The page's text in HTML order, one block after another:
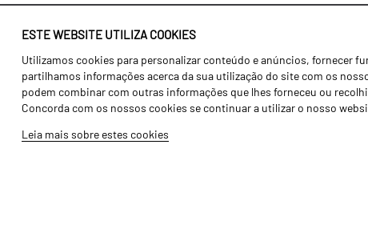
ESTE WEBSITE UTILIZA COOKIES
Utilizamos cookies para personalizar conteúdo e anúncios, fornecer
partilhamos informações acerca da sua utilização do site com os
podem combinar com outras informações que lhes forneceu ou
Concorda com os nossos cookies se continuar a utilizar o nosso
Leia mais sobre estes cookies
Identidade
História
Fábrica / Produção
Recursos Humanos
Agricultura
Transportes
Gama Floresta